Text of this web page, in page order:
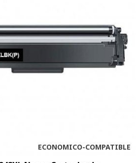
ECONOMICO-COMPATIBLE